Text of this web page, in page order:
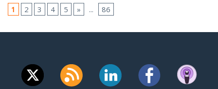
1
2 3 4 5 » ... 86